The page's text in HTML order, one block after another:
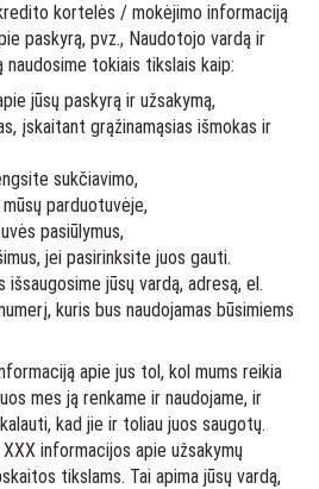
kortelės / mokėjimo informaciją
paskyrą, pvz., Naudotojo vardą ir
tokiais tikslais kaip:
jūsų paskyrą ir užsakymą,
įskaitant grąžinamąsias išmokas ir
sukčiavimo,
parduotuvėje,
pasiūlymus,
jei pasirinksite juos gauti.
jūsų vardą, adresą, el.
kuris bus naudojamas būsimiems
apie jus tol, kol mums reikia
mes ją renkame ir naudojame, ir
kad jie ir toliau juos saugotų.
informacijos apie užsakymų
tikslams. Tai apima jūsų vardą,